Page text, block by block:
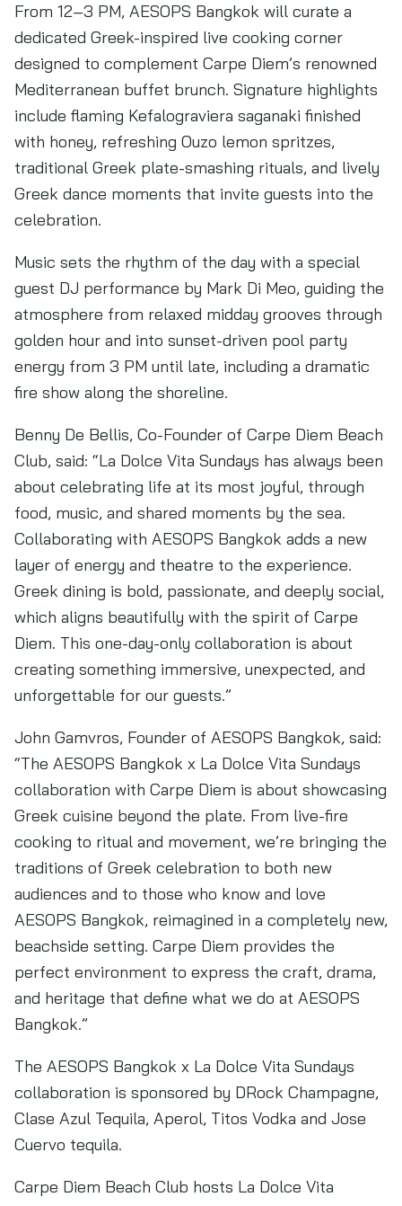
From 12–3 PM, AESOPS Bangkok will curate a
dedicated Greek-inspired live cooking corner
designed to complement Carpe Diem’s renowned
Mediterranean buffet brunch. Signature highlights
include flaming Kefalograviera saganaki finished
with honey, refreshing Ouzo lemon spritzes,
traditional Greek plate-smashing rituals, and lively
Greek dance moments that invite guests into the
celebration.
Music sets the rhythm of the day with a special
guest DJ performance by Mark Di Meo, guiding the
atmosphere from relaxed midday grooves through
golden hour and into sunset-driven pool party
energy from 3 PM until late, including a dramatic
fire show along the shoreline.
Benny De Bellis, Co-Founder of Carpe Diem Beach
Club, said: “La Dolce Vita Sundays has always been
about celebrating life at its most joyful, through
food, music, and shared moments by the sea.
Collaborating with AESOPS Bangkok adds a new
layer of energy and theatre to the experience.
Greek dining is bold, passionate, and deeply social,
which aligns beautifully with the spirit of Carpe
Diem. This one-day-only collaboration is about
creating something immersive, unexpected, and
unforgettable for our guests.”
John Gamvros, Founder of AESOPS Bangkok, said:
“The AESOPS Bangkok x La Dolce Vita Sundays
collaboration with Carpe Diem is about showcasing
Greek cuisine beyond the plate. From live-fire
cooking to ritual and movement, we’re bringing the
traditions of Greek celebration to both new
audiences and to those who know and love
AESOPS Bangkok, reimagined in a completely new,
beachside setting. Carpe Diem provides the
perfect environment to express the craft, drama,
and heritage that define what we do at AESOPS
Bangkok.”
The AESOPS Bangkok x La Dolce Vita Sundays
collaboration is sponsored by DRock Champagne,
Clase Azul Tequila, Aperol, Titos Vodka and Jose
Cuervo tequila.
Carpe Diem Beach Club hosts La Dolce Vita